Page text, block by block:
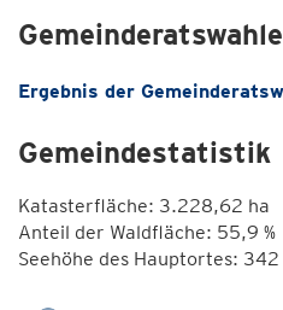
Ergebnis der
Gemeindestatistik
Katasterfläche: 3.228,62 ha
Anteil der Waldfläche: 55,9 %
Seehöhe des Hauptortes: 342